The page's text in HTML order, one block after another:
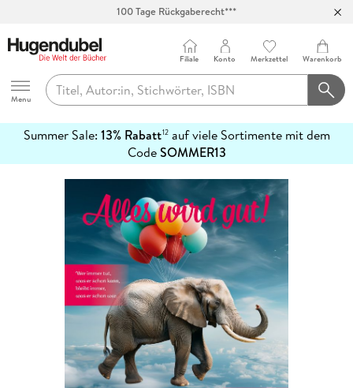
Hugendubel
Menu
Filiale Konto Merkzettel Warenkorb
Summer Sale: 13% Rabatt12auf viele Sortimente mit dem
CodeSOMMER13
erfahren